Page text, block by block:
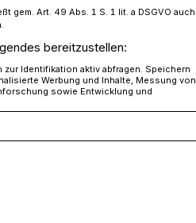
an
gem. Art. 49 Abs. 1 S. 1 lit. a DSGVO auch
bereitzustellen:
Identifikation aktiv abfragen. Speichern
Werbung und Inhalte, Messung von
sowie Entwicklung und